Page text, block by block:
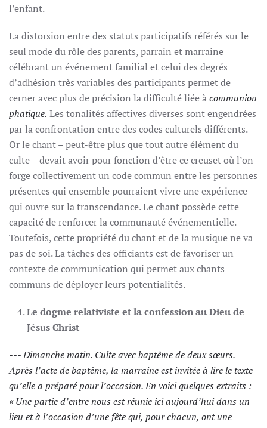
l’enfant.
La distorsion entre des statuts participatifs référés sur le
seul mode du rôle des parents, parrain et marraine
célébrant un événement familial et celui des degrés
d’adhésion très variables des participants permet de
cerner avec plus de précision la difficulté liée àcommunion
phatique. Les tonalités affectives diverses sont engendrées
par la confrontation entre des codes culturels différents.
Or le chant – peut-être plus que tout autre élément du
culte – devait avoir pour fonction d’être ce creuset où l’on
forge collectivement un code commun entre les personnes
présentes qui ensemble pourraient vivre une expérience
qui ouvre sur la transcendance. Le chant possède cette
capacité de renforcer la communauté événementielle.
Toutefois, cette propriété du chant et de la musique ne va
pas de soi. La tâches des officiants est de favoriser un
contexte de communication qui permet aux chants
communs de déployer leurs potentialités.
Le dogme relativiste et la confession au Dieu de
Jésus Christ
--- Dimanche matin. Culte avec baptême de deux sœurs.
Après l’acte de baptême, la marraine est invitée à lire le texte
qu’elle a préparé pour l’occasion. En voici quelques extraits :
« Une partie d’entre nous est réunie ici aujourd’hui dans un
lieu et à l’occasion d’une fête qui, pour chacun, ont une